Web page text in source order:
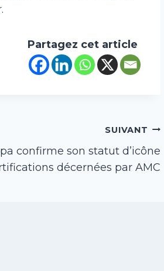
Partagez cet article
SUIVANT
confirme son statut d’icône
décernées par AMC